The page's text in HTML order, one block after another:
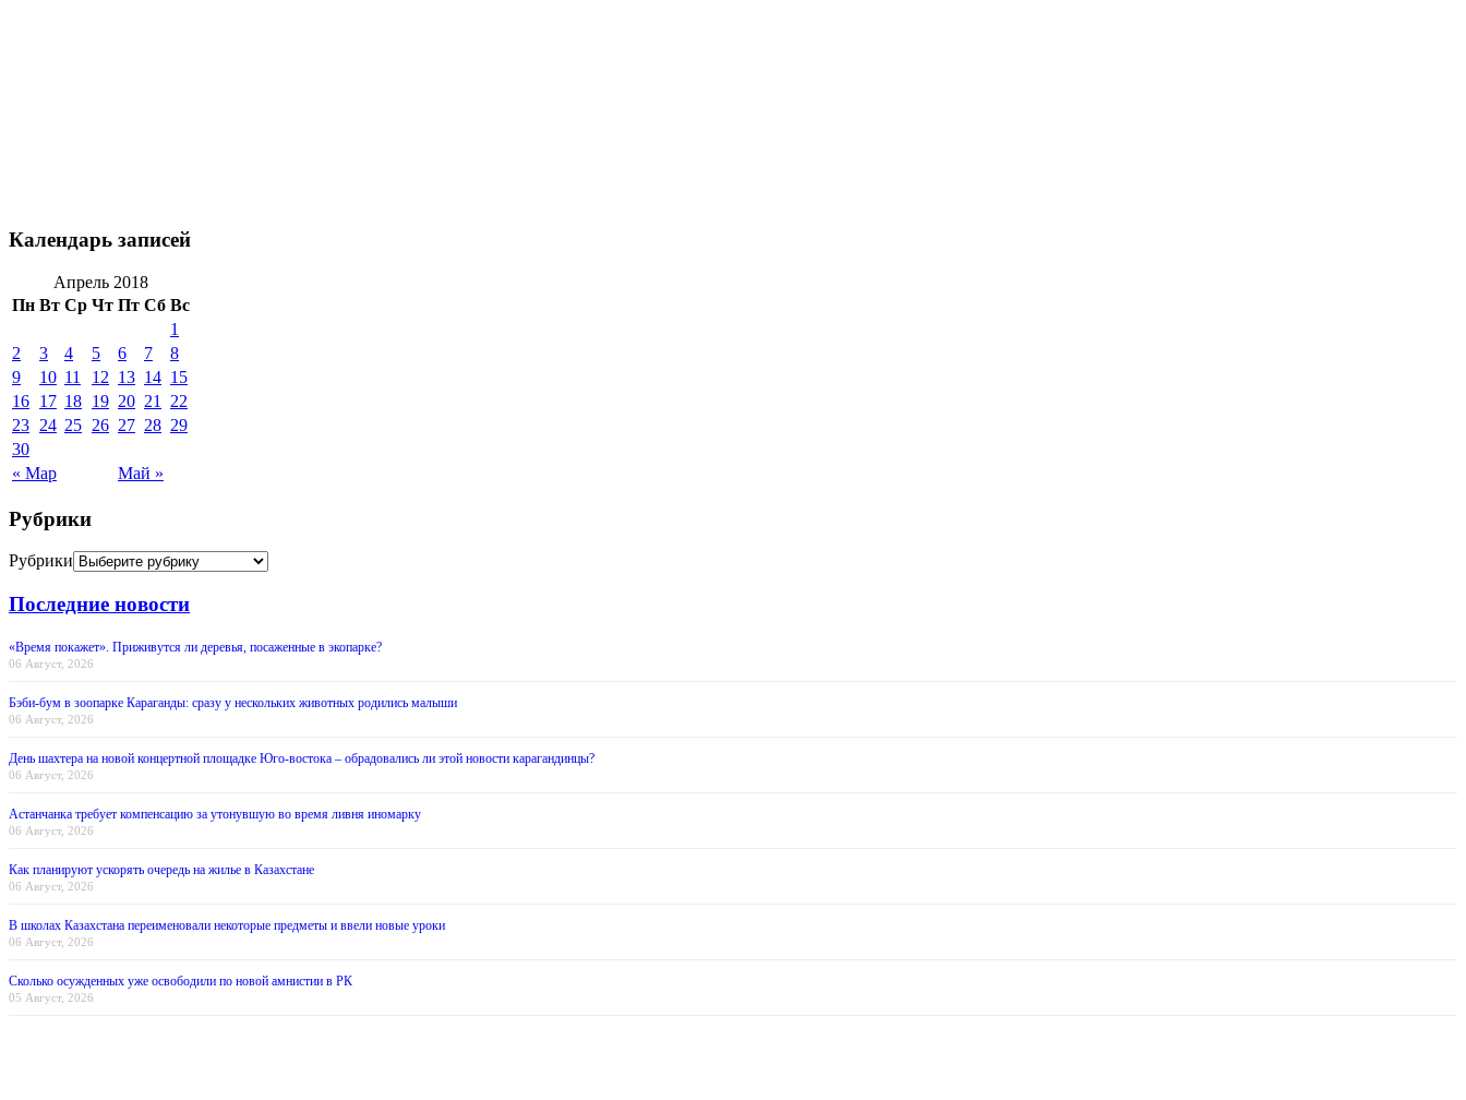
Календарь записей
Апрель 2018
Пн Вт Ср Чт Пт Сб Вс
« Мар Май »
1
2
3 4 5 6 7
8
9
10 11 12 13 14 15
16 17 18 19 20 21
22
23 24 25 26 27 28 29
30
Рубрики
Рубрики
Последние новости
«Время покажет». Приживутся ли деревья, посаженные в экопарке?
06 Август, 2026
Бэби-бум в зоопарке Караганды: сразу у нескольких животных родились малыши
06 Август, 2026
День шахтера на новой концертной площадке Юго-востока – обрадовались ли этой новости карагандинцы?
06 Август, 2026
Астанчанка требует компенсацию за утонувшую во время ливня иномарку
06 Август, 2026
Как планируют ускорять очередь на жилье в Казахстане
06 Август, 2026
В школах Казахстана переименовали некоторые предметы и ввели новые уроки
06 Август, 2026
Сколько осужденных уже освободили по новой амнистии в РК
05 Август, 2026